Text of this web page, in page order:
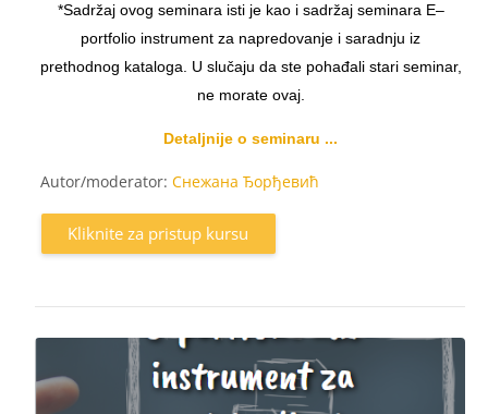
*Sadržaj ovog seminara isti je kao i sadržaj seminara E–
portfolio instrument za napredovanje i saradnju iz
prethodnog kataloga. U slučaju da ste pohađali stari seminar,
ne morate ovaj.
Detaljnije o seminaru ...
Autor/moderator: Снежана Ђорђевић
Kliknite za pristup kursu